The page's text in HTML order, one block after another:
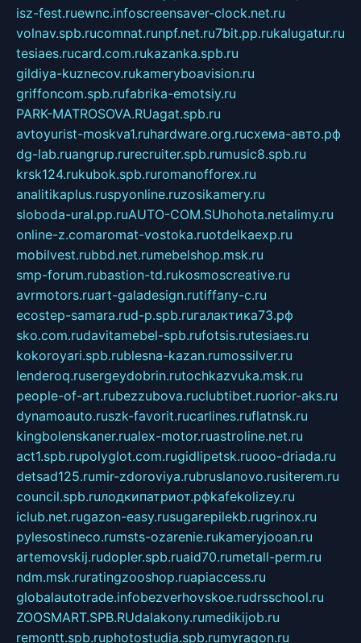
isz-fest.ruewnc.infoscreensaver-clock.net.ru
volnav.spb.rucomnat.runpf.net.ru7bit.pp.rukalugatur.ru
tesiaes.rucard.com.rukazanka.spb.ru
gildiya-kuznecov.rukameryboavision.ru
griffoncom.spb.rufabrika-emotsiy.ru
PARK-MATROSOVA.RUagat.spb.ru
avtoyurist-moskva1.ruhardware.org.ruсхема-авто.рф
dg-lab.ruangrup.rurecruiter.spb.rumusic8.spb.ru
krsk124.rukubok.spb.ruromanofforex.ru
analitikaplus.ruspyonline.ruzosikamery.ru
sloboda-ural.pp.ruAUTO-COM.SUhohota.netalimy.ru
online-z.comaromat-vostoka.ruotdelkaexp.ru
mobilvest.rubbd.net.rumebelshop.msk.ru
smp-forum.rubastion-td.rukosmoscreative.ru
avrmotors.ruart-galadesign.rutiffany-c.ru
ecostep-samara.rud-p.spb.ruгалактика73.рф
sko.com.rudavitamebel-spb.rufotsis.rutesiaes.ru
kokoroyari.spb.rublesna-kazan.rumossilver.ru
lenderoq.rusergeydobrin.rutochkazvuka.msk.ru
people-of-art.rubezzubova.ruclubtibet.ruorior-aks.ru
dynamoauto.ruszk-favorit.rucarlines.ruflatnsk.ru
kingbolenskaner.rualex-motor.ruastroline.net.ru
act1.spb.rupolyglot.com.rugidlipetsk.ruooo-driada.ru
detsad125.rumir-zdoroviya.rubruslanovo.rusiterem.ru
council.spb.ruлодкипатриот.рфkafekolizey.ru
iclub.net.rugazon-easy.rusugarepilekb.rugrinox.ru
pylesostineco.rumsts-ozarenie.rukameryjooan.ru
artemovskij.rudopler.spb.ruaid70.rumetall-perm.ru
ndm.msk.ruratingzooshop.ruapiaccess.ru
globalautotrade.infobezverhovskoe.rudrsschool.ru
ZOOSMART.SPB.RUdalakony.rumedikijob.ru
remontt.spb.ruphotostudia.spb.rumyragon.ru